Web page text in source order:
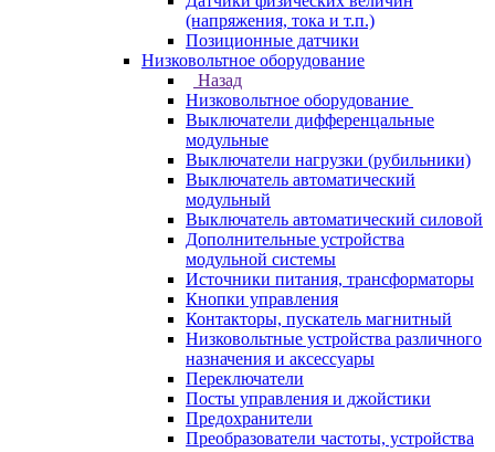
(напряжения, тока и т.п.)
Позиционные датчики
Низковольтное оборудование
Назад
Низковольтное оборудование
Выключатели дифференцальные
модульные
Выключатели нагрузки (рубильники)
Выключатель автоматический
модульный
Выключатель автоматический силовой
Дополнительные устройства
модульной системы
Источники питания, трансформаторы
Кнопки управления
Контакторы, пускатель магнитный
Низковольтные устройства различного
назначения и аксессуары
Переключатели
Посты управления и джойстики
Предохранители
Преобразователи частоты, устройства